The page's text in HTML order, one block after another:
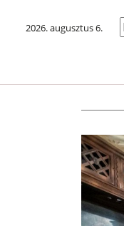
2026. augusztus 6.